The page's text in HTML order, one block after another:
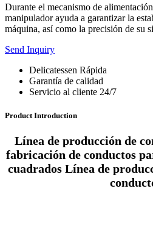
Durante el mecanismo de
manipulador ayuda a garantizar la
máquina, así como la precisión de su
Send Inquiry
Delicatessen Rápida
Garantía de calidad
Servicio al cliente 24/7
Product Introduction
Línea de producción de
fabricación de conductos
cuadrados Línea de